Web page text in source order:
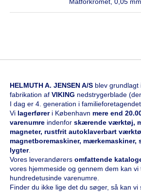
HELMUTH A. JENSEN A/S blev grundlagt
fabrikation af VIKING nedstrygerblade
I dag er 4. generation i
Vi lagerfører i København mere end
varenumre indenfor skærende værktøj,
magneter, rustfrit autoklaverbart
magnetboremaskiner, mærkemaskiner,
lygter.
Vores leverandørers omfattende
vores hjemmeside og gennem dem kan vi
hundredetusinde varenumre.
Finder du ikke lige det du søger, så kan vi